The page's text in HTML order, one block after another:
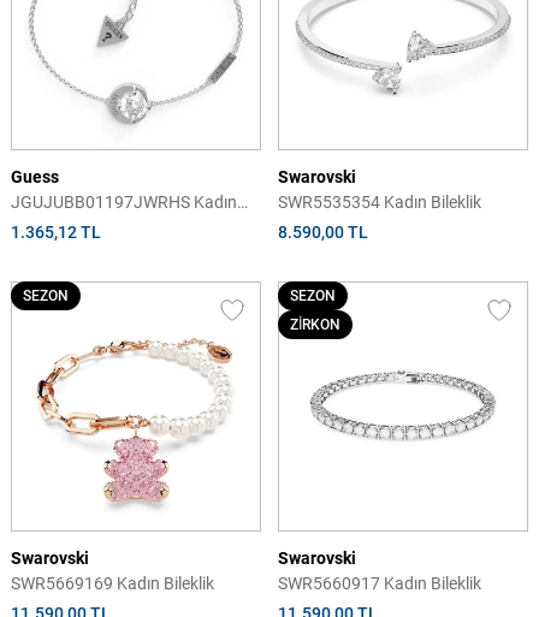
Guess
JGUJUBB01197JWRHS Kadın
Bileklik
1.365,12 TL
Swarovski
SWR5535354 Kadın Bileklik
8.590,00 TL
SEZON
Swarovski
SWR5669169 Kadın Bileklik
SEZON
ZİRKON
Swarovski
SWR5660917 Kadın Bileklik